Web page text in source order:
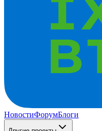
НовостиФорумБлоги